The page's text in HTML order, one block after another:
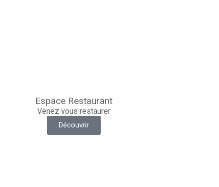
Espace Restaurant
Venez vous restaurer
Découvrir